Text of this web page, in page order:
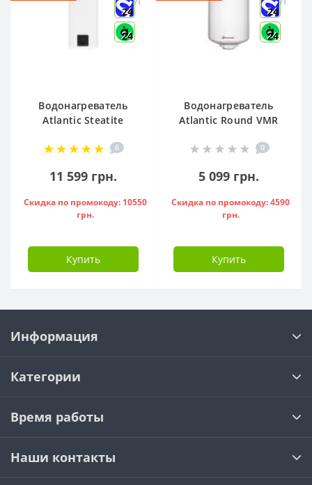
24
24
Водонагреватель
Atlantic Steatite
1500W, - 841286
6
11 599 грн.
Скидка по промокоду: 10550
грн.
Купить
24
24
Водонагреватель
Atlantic Round VMR
951136
0
5 099 грн.
Скидка по промокоду: 4590
грн.
Купить
Информация
Категории
Время работы
Наши контакты